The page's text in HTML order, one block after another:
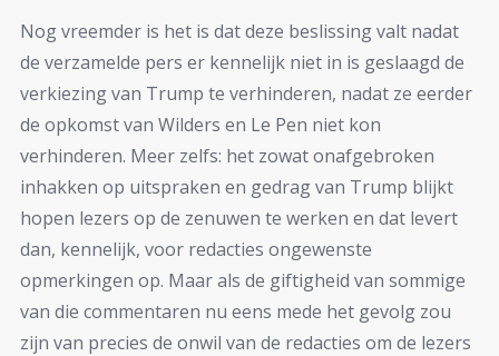
Nog vreemder is het is dat deze beslissing valt nadat
de verzamelde pers er kennelijk niet in is geslaagd de
verkiezing van Trump te verhinderen, nadat ze eerder
de opkomst van Wilders en Le Pen niet kon
verhinderen. Meer zelfs: het zowat onafgebroken
inhakken op uitspraken en gedrag van Trump blijkt
hopen lezers op de zenuwen te werken en dat levert
dan, kennelijk, voor redacties ongewenste
opmerkingen op. Maar als de giftigheid van sommige
van die commentaren nu eens mede het gevolg zou
zijn van precies de onwil van de redacties om de lezers